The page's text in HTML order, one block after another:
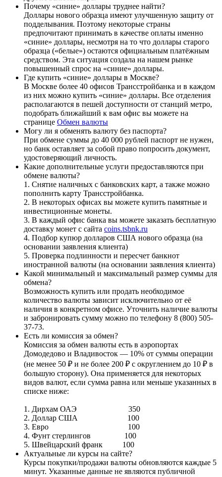
Почему «синие» доллары труднее найти?
Доллары нового образца имеют улучшенную защиту от
подделывания. Поэтому некоторые страны
предпочитают принимать в качестве оплаты именно
«синие» доллары, несмотря на то что доллары старого
образца («белые») остаются официальным платёжным
средством. Эта ситуация создала на нашем рынке
повышенный спрос на «синие» доллары.
Где купить «синие» доллары в Москве?
В Москве более 40 офисов Трансстройбанка и в каждом
из них можно купить «синие» доллары. Все отделения
располагаются в пешей доступности от станций метро,
подобрать ближайший к вам офис вы можете на
странице Обмен валюты
Могу ли я обменять валюту без паспорта?
При обмене суммы до 40 000 рублей паспорт не нужен,
но банк оставляет за собой право попросить документ,
удостоверяющий личность.
Какие дополнительные услуги предоставляются при
обмене валюты?
1. Снятие наличных с банковских карт, а также можно
пополнить карту Трансстройбанка.
2. В некоторых офисах вы можете купить памятные и
инвестиционные монеты.
3. В каждый офис банка вы можете заказать бесплатную
доставку монет с сайта coins.tsbnk.ru
4. Подбор купюр долларов США нового образца (на
основании заявления клиента)
5. Проверка подлинности и пересчет банкнот
иностранной валюты (на основании заявления клиента)
Какой минимальный и максимальный размер суммы для
обмена?
Возможность купить или продать необходимое
количество валюты зависит исключительно от её
наличия в конкретном офисе. Уточнить наличие валюты
и забронировать сумму можно по телефону 8 (800) 505-
37-73.
Есть ли комиссия за обмен?
Комиссия за обмен валюты есть в аэропортах
Домодедово и Владивосток — 10% от суммы операции
(не менее 50 ₽ и не более 200 ₽ с округлением до 10 ₽ в
большую сторону). Она применяется для некоторых
видов валют, если сумма равна или меньше указанных в
списке ниже:
1. Дирхам ОАЭ 350
2. Доллар США 100
3. Евро 100
4. Фунт стерлингов 100
5. Швейцарский франк 100
Актуальные ли курсы на сайте?
Курсы покупки/продажи валюты обновляются каждые 5
минут. Указанные данные не являются публичной